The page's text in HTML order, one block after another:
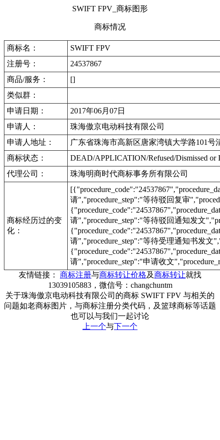
SWIFT FPV_商标图形
商标情况
商标名：
SWIFT FPV
注册号：
24537867
商品/服务：
[]
类似群：
申请日期：
2017年06月07日
申请人：
珠海傲京电动科技有限公司
申请人地址：
广东省珠海市高新区唐家湾镇大学路101
商标状态：
DEAD/APPLICATION/Refused/Dismissed
代理公司：
珠海明商时代商标事务所有限公司
商标经历过的变
化：
请","procedure_step":"等待驳回复审
请","procedure_step":"等待驳回通知发文
请","procedure_step":"等待受理通知书发文
请","procedure_step":"申请收文
友情链接： 商标注册与商标转让价格及商标转让就找
13039105883，微信号：changchuntm
关于珠海傲京电动科技有限公司的商标 SWIFT FPV 与相关的
问题如老商标图片，与商标注册分类代码，及篮球商标等话题
也可以与我们一起讨论
上一个与下一个